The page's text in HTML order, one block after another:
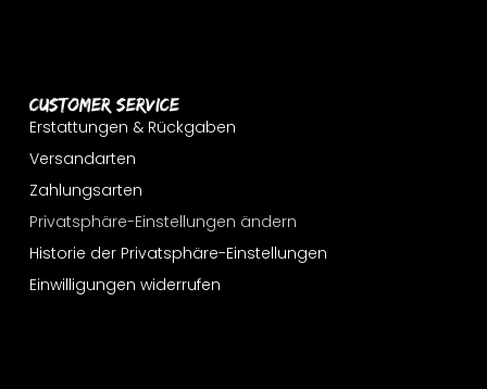
Customer Service
Erstattungen & Rückgaben
Versandarten
Zahlungsarten
Privatsphäre-Einstellungen ändern
Historie der Privatsphäre-Einstellungen
Einwilligungen widerrufen